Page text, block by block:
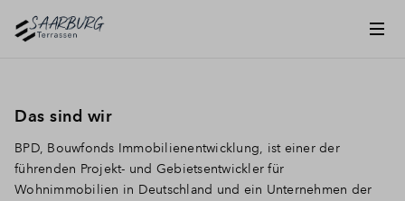
Das sind wir
BPD, Bouwfonds Immobilienentwicklung, ist einer der
führenden Projekt- und Gebietsentwickler für
Wohnimmobilien in Deutschland und ein Unternehmen der